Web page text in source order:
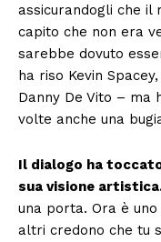
assicurandogli che il
capito che non era
sarebbe dovuto
ha riso Kevin
Danny De Vito – ma
volte anche una
Il dialogo ha
sua visione
una porta. Ora è
altri credono che tu